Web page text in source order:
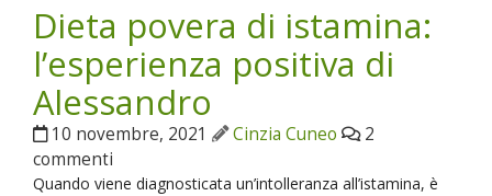
Dieta povera di istamina:
l’esperienza positiva di
Alessandro
10 novembre, 2021 Cinzia Cuneo
2
commenti
Quando viene diagnosticata un’intolleranza all’istamina, è